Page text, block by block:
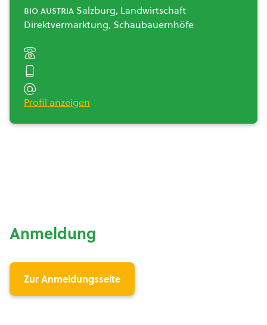
bio austria Salzburg, Landwirtschaft
Direktvermarktung, Schaubauernhöfe
Profil anzeigen
Anmeldung
Zur Anmeldungsseite